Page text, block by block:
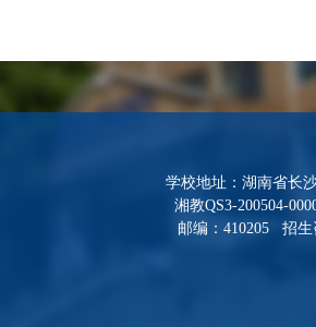
学校地址：湖南省长
湘教QS3-200504-
邮编：410205 招生